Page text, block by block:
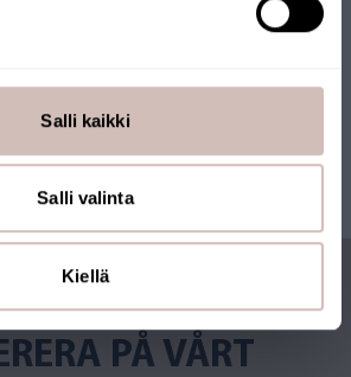
Salli kaikki
Salli valinta
Kiellä
PÅ VÅRT